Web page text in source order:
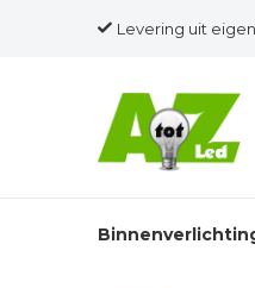
Levering uit
Levering uit